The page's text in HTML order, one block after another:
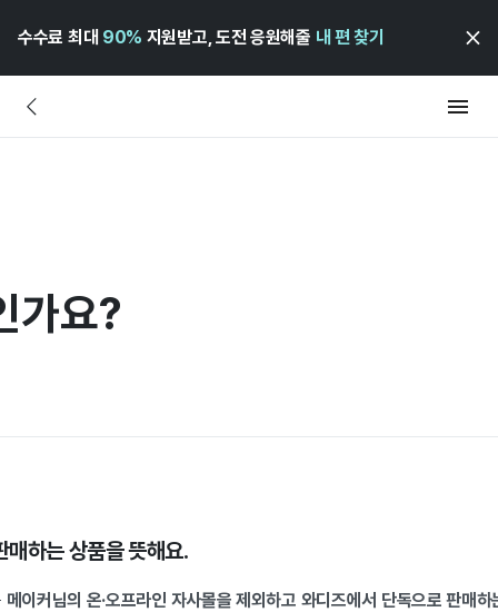
수수료 최대 90% 지원받고, 도전 응원해줄 내 편 찾기
가요?
매하는 상품을 뜻해요.
메이커님의 온·오프라인 자사몰을 제외하고 와디즈에서 단독으로 판매하